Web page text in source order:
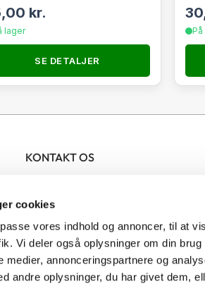
cookies
vores indhold og annoncer, til at
Vi deler også oplysninger om din
medier, annonceringspartnere og
andre oplysninger, du har givet dem,
kr.
lager
SE DETALJER
KONTAKT OS
Ølsvej 46
9500 Hobro
Denmark
CVR: 41481277
Tilbud
Honning
Bestøvning